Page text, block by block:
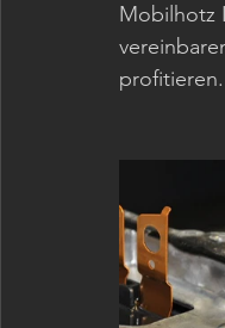
Mobilhotz
profitieren.